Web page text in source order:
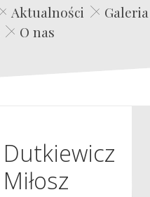
Edwin Film Agencja Aktorska
Aktualności
Galeria
O nas
Dutkiewicz
Miłosz